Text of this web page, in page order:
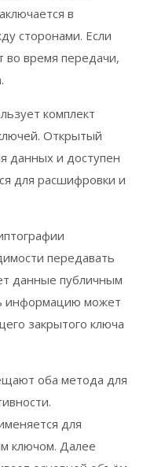
в
сторонами. Если
во время передачи,
комплект
Открытый
данных и доступен
для расшифровки и
передавать
данные публичным
информацию может
закрытого ключа
оба метода для
для
ключом. Далее